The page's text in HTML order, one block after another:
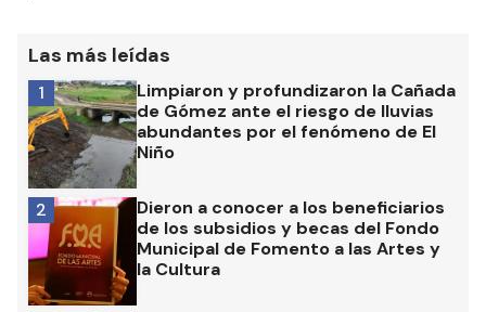
Las más leídas
Limpiaron y profundizaron la Cañada
de Gómez ante el riesgo de lluvias
abundantes por el fenómeno de El
Niño
1
Dieron a conocer a los beneficiarios
de los subsidios y becas del Fondo
Municipal de Fomento a las Artes y
la Cultura
2